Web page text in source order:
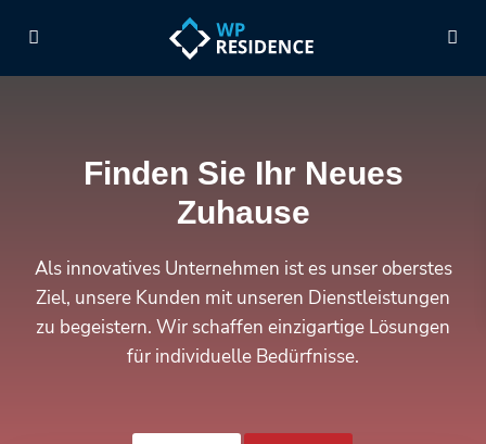
Finden Sie Ihr Neues
Zuhause
Als innovatives Unternehmen ist es unser oberstes
Ziel, unsere Kunden mit unseren Dienstleistungen
zu begeistern. Wir schaffen einzigartige Lösungen
für individuelle Bedürfnisse.